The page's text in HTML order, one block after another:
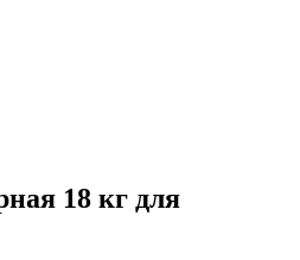
18 кг для